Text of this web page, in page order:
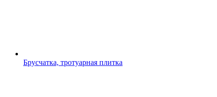
Брусчатка, тротуарная плитка